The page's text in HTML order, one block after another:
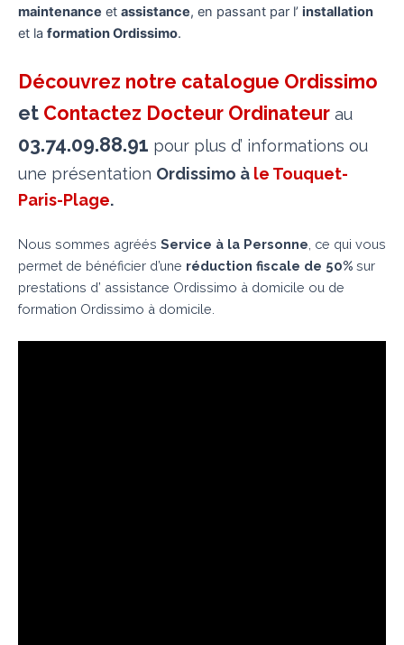
maintenance et assistance, en passant par l’ installation
et la formation Ordissimo.
Découvrez notre catalogue Ordissimo
et Contactez Docteur Ordinateur au
03.74.09.88.91 pour plus d’ informations ou
une présentation Ordissimo à le Touquet-
Paris-Plage.
Nous sommes agréés Service à la Personne , ce qui vous
permet de bénéficier d’une réduction fiscale de 50% sur
prestations d’ assistance Ordissimo à domicile ou de
formation Ordissimo à domicile.